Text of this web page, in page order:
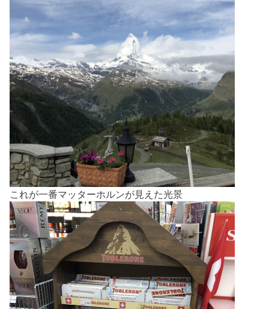
これが一番マッターホルンが見えた光景